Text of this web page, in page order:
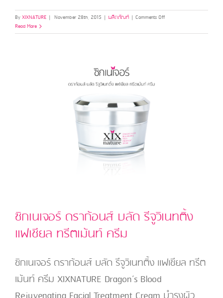
ByXIXNATURE | November 28th, 2015 | ผลิตภัณฑ์ | Comments Offon
เนเจอร์
Read More
ซิกเนเจอร์ ดราก้อนส์ บลัด รีจูวิเนทติ้ง
แฟเชียล ทรีตเม้นท์ ครีม
ซิกเนเจอร์ ดราก้อนส์ บลัด รีจูวิเนทติ้ง
แฟเชียล ทรีตเม้นท์ ครีม
ซิกเนเจอร์ ดราก้อนส์ บลัด รีจูวิเนทติ้ง แฟเชียล ทรีต
เม้นท์ ครีม XIXNATURE Dragon’s Blood